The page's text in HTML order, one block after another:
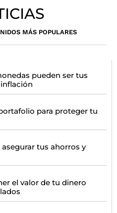
MÁS POPULARES
pueden ser tus
para proteger tu
tus ahorros y
el valor de tu dinero